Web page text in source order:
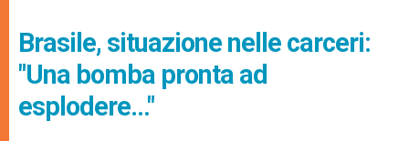
Brasile, situazione nelle carceri:
"Una bomba pronta ad
esplodere…"